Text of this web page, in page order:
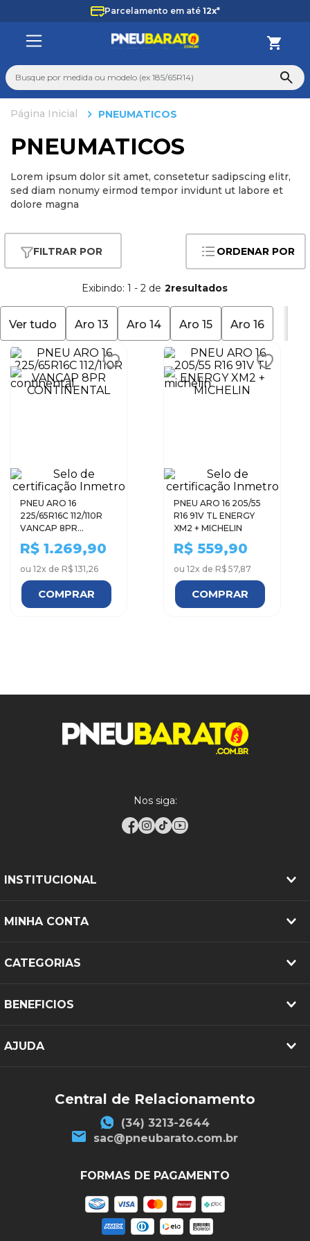
Parcelamento em até 12x*
Busque por medida ou modelo (ex 185/65R14)
PNEUMATICOS
PNEUMATICOS
Lorem ipsum dolor sit amet, consetetur sadipscing elitr,
sed diam nonumy eirmod tempor invidunt ut labore et
dolore magna
ORDENAR POR
Exibindo: 1 - 2 de 2
Ver tudo Aro 13 Aro 14 Aro 15 Aro 16
PNEU ARO 16
225/65R16C 112/110R
VANCAP 8PR
CONTINENTAL
R$ 1.269,90
ou 12x de R$ 131,26
COMPRAR
PNEU ARO 16 205/55
R16 91V TL ENERGY
XM2 + MICHELIN
R$ 559,90
ou 12x de R$ 57,87
COMPRAR
Nos siga:
INSTITUCIONAL
MINHA CONTA
CATEGORIAS
BENEFICIOS
AJUDA
Central de Relacionamento
(34) 3213-2644
sac@pneubarato.com.br
FORMAS DE PAGAMENTO
TERMOS MAIS BUSCADOS
1º
185
3º
195
225
5º
235
aro 14
8º
aro 15
10º 185 70 14